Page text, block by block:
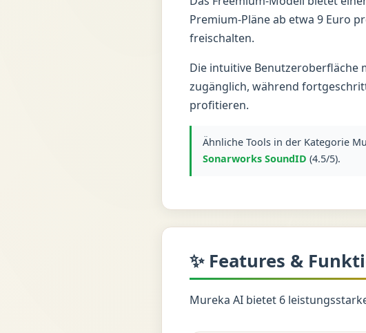
Premium-Pläne ab etwa 9 Euro
freischalten.
Die intuitive Benutzeroberfläche
zugänglich, während
profitieren.
Ähnliche Tools in der Kategorie
Sonarworks SoundID (4.5/5).
✨ Features &
Mureka AI bietet 6